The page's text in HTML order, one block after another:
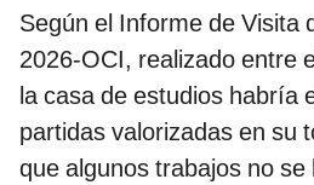
Según el Informe de Visita
2026-OCI, realizado entre
la casa de estudios habría
partidas valorizadas en su
que algunos trabajos no